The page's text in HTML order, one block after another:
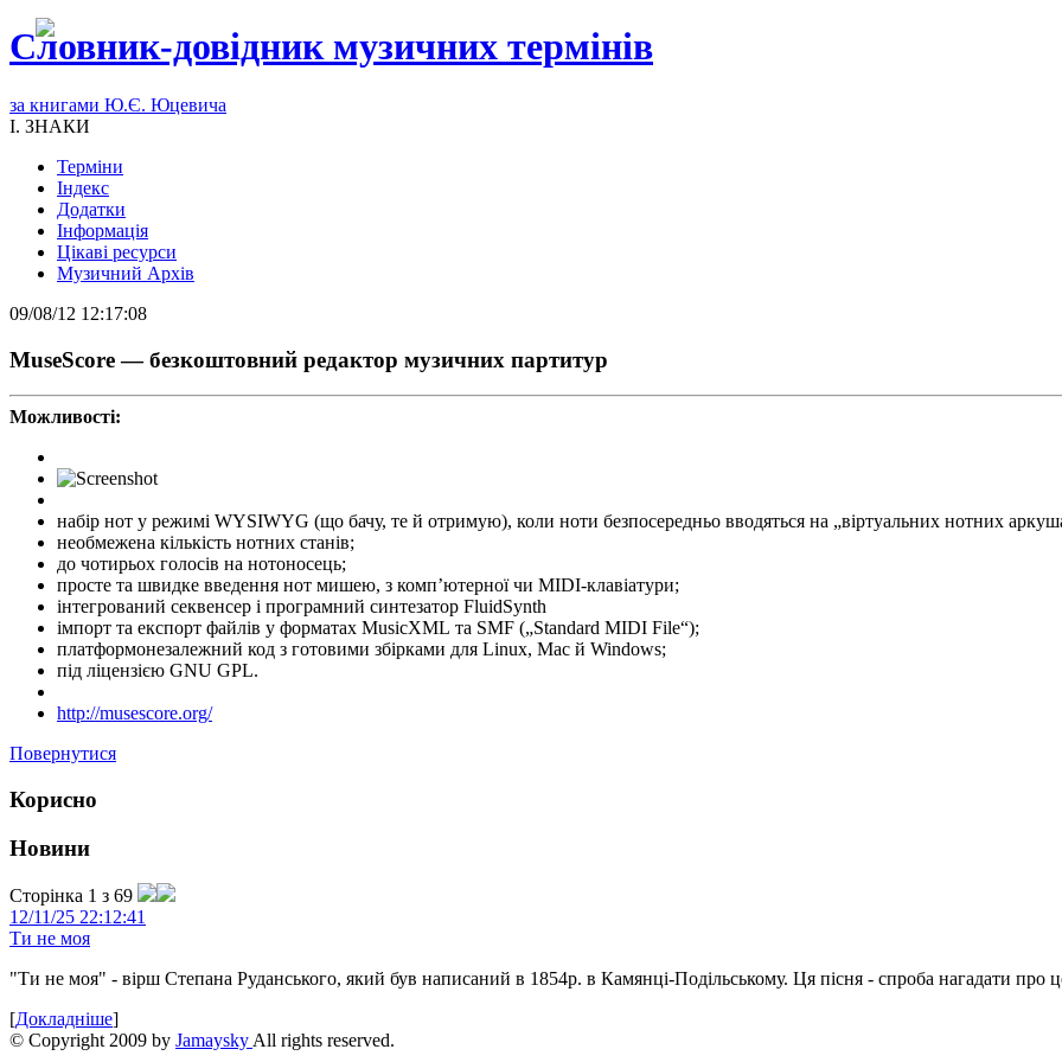
Словник-довідник музичних термінів
за книгами Ю.Є. Юцевича
I. ЗНАКИ
Терміни
Індекс
Додатки
Інформація
Цікаві ресурси
Музичний Архів
09/08/12 12:17:08
MuseScore — безкоштовний редактор музичних партитур
Можливості:
набір нот у режимі WYSIWYG (що бачу, те й отримую), коли ноти безпосередньо вводяться на „віртуальних нотних
необмежена кількість нотних станів;
до чотирьох голосів на нотоносець;
просте та швидке введення нот мишею, з комп’ютерної чи MIDI-клавіатури;
інтегрований секвенсер і програмний синтезатор FluidSynth
імпорт та експорт файлів у форматах MusicXML та SMF („Standard MIDI File“);
платформонезалежний код з готовими збірками для Linux, Mac й Windows;
під ліцензією GNU GPL.
http://musescore.org/
Повернутися
Корисно
Новини
Сторінка 1 з 69
12/11/25 22:12:41
Ти не моя
"Ти не моя" - вірш Степана Руданського, який був написаний в 1854р. в Камянці-Подільському. Ця пісня - спроба нагадати про
[Докладніше]
© Copyright 2009 by JamayskyAll rights reserved.